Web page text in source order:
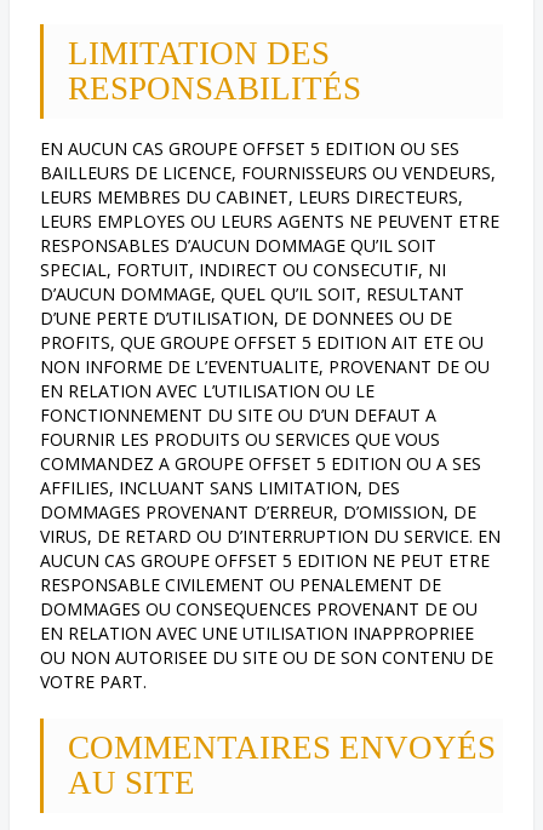
LIMITATION DES
RESPONSABILITÉS
EN AUCUN CAS GROUPE OFFSET 5 EDITION OU SES
BAILLEURS DE LICENCE, FOURNISSEURS OU VENDEURS,
LEURS MEMBRES DU CABINET, LEURS DIRECTEURS,
LEURS EMPLOYES OU LEURS AGENTS NE PEUVENT ETRE
RESPONSABLES D’AUCUN DOMMAGE QU’IL SOIT
SPECIAL, FORTUIT, INDIRECT OU CONSECUTIF, NI
D’AUCUN DOMMAGE, QUEL QU’IL SOIT, RESULTANT
D’UNE PERTE D’UTILISATION, DE DONNEES OU DE
PROFITS, QUE GROUPE OFFSET 5 EDITION AIT ETE OU
NON INFORME DE L’EVENTUALITE, PROVENANT DE OU
EN RELATION AVEC L’UTILISATION OU LE
FONCTIONNEMENT DU SITE OU D’UN DEFAUT A
FOURNIR LES PRODUITS OU SERVICES QUE VOUS
COMMANDEZ A GROUPE OFFSET 5 EDITION OU A SES
AFFILIES, INCLUANT SANS LIMITATION, DES
DOMMAGES PROVENANT D’ERREUR, D’OMISSION, DE
VIRUS, DE RETARD OU D’INTERRUPTION DU SERVICE. EN
AUCUN CAS GROUPE OFFSET 5 EDITION NE PEUT ETRE
RESPONSABLE CIVILEMENT OU PENALEMENT DE
DOMMAGES OU CONSEQUENCES PROVENANT DE OU
EN RELATION AVEC UNE UTILISATION INAPPROPRIEE
OU NON AUTORISEE DU SITE OU DE SON CONTENU DE
VOTRE PART.
COMMENTAIRES ENVOYÉS
AU SITE